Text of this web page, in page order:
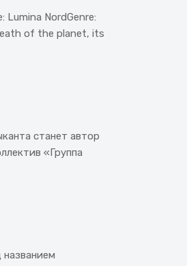
NordGenre:
of the planet, its
станет автор
«Группа